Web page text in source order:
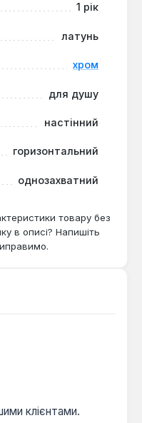
1 рік
латунь
хром
для душу
настінний
горизонтальний
однозахватний
товару без
в описі? Напишіть
клієнтами.